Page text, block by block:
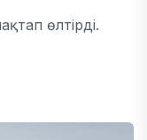
өлтірді.